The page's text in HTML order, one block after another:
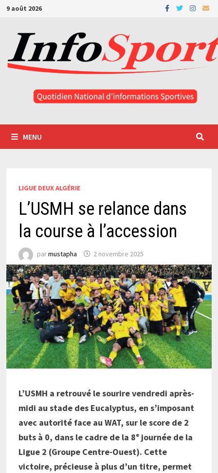
Passer
contenu
9 août 2026
MENU
LIGUE DEUX ALGÉRIE
L’USMH se relance dans
la course à l’accession
parmustapha 2 novembre 2025
L’USMH a retrouvé le sourire vendredi après-
midi au stade des Eucalyptus, en s’imposant
avec autorité face au WAT, sur le score de 2
buts à 0, dans le cadre de la 8ᵉjournée de la
Ligue 2 (Groupe Centre-Ouest). Cette
victoire, précieuse à plus d’un titre, permet